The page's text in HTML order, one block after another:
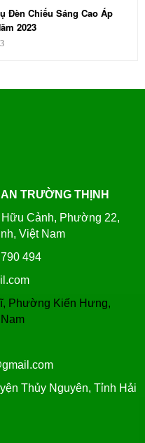
Đèn Chiếu Sáng Cao Áp
2023
TRƯỜNG THỊNH
Cảnh, Phường 22,
Việt Nam
494
Phường Kiến Hưng,
Thủy Nguyên, Tỉnh Hải